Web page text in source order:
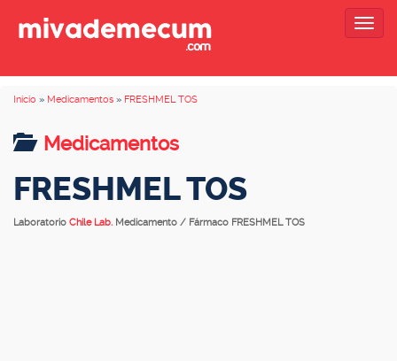
Inicio » Medicamentos » FRESHMEL TOS
Medicamentos
FRESHMEL TOS
Laboratorio Chile Lab. Medicamento / Fármaco FRESHMEL TOS